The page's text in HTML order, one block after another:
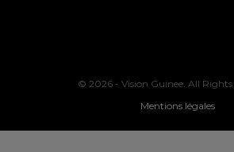
© 2026 - Vision Guinee. All Rights
Mentions légales